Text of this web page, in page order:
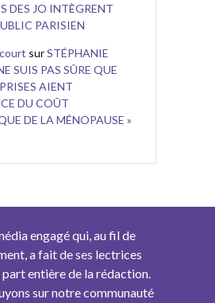
DES JO INTÈGRENT
PARISIEN
surSTÉPHANIE
SUIS PAS SÛRE QUE
AIENT
DU COÛT
DE LA MÉNOPAUSE »
engagé qui, au fil de
a fait de ses lectrices
part entière de la rédaction.
sur notre communauté